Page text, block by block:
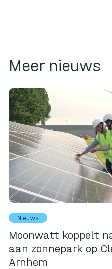
Meer nieuws
Nieuws
Moonwatt koppelt
aan zonnepark op
Arnhem